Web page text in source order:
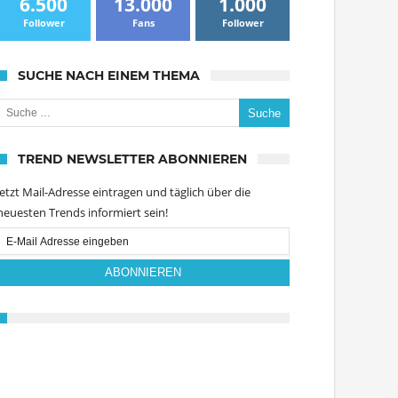
Follower Fans Follower
SUCHE NACH EINEM THEMA
nach:
TREND NEWSLETTER ABONNIEREN
Mail-Adresse eintragen und täglich über die
Trends informiert sein!
ABONNIEREN